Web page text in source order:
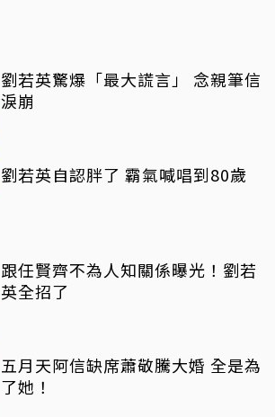
劉若英驚爆「最大謊言」 念親筆信
淚崩
劉若英自認胖了 霸氣喊唱到80歲
跟任賢齊不為人知關係曝光！劉若
英全招了
五月天阿信缺席蕭敬騰大婚 全是為
了她！